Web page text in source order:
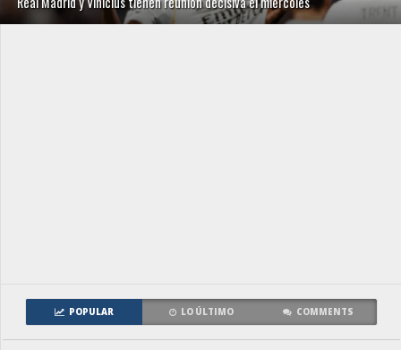
POPULAR LO ÚLTIMO COMMENTS